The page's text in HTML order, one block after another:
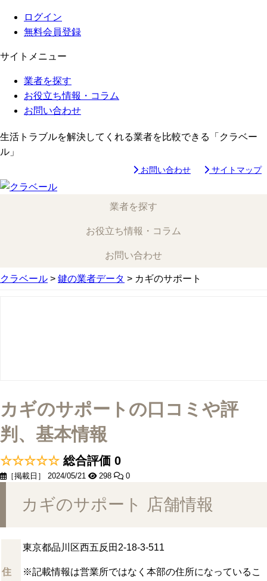
ログイン
無料会員登録
サイトメニュー
業者を探す
お役立ち情報・コラム
お問い合わせ
生活トラブルを解決してくれる業者を比較できる「クラベー
ル」
お問い合わせ サイトマップ
業者を探す
お役立ち情報・コラム
お問い合わせ
クラベール > 鍵の業者データ > カギのサポート
カギのサポートの口コミや評
判、基本情報
☆☆☆☆☆ 総合評価 0
［掲載日］ 2024/05/21 298 0
カギのサポート 店舗情報
住
東京都品川区西五反田2-18-3-511
※記載情報は営業所ではなく本部の住所になっているこ